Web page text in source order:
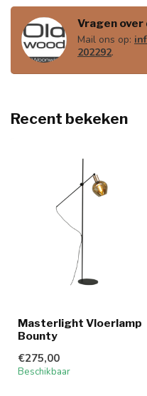
Vragen
Mail ons op:
202292.
Recent bekeken
Masterlight Vloerlamp
Bounty
€275,00
Beschikbaar